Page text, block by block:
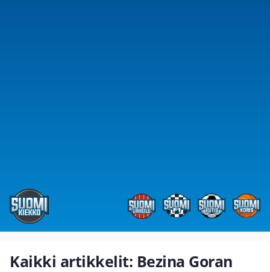
Kaikki artikkelit: Bezina Goran